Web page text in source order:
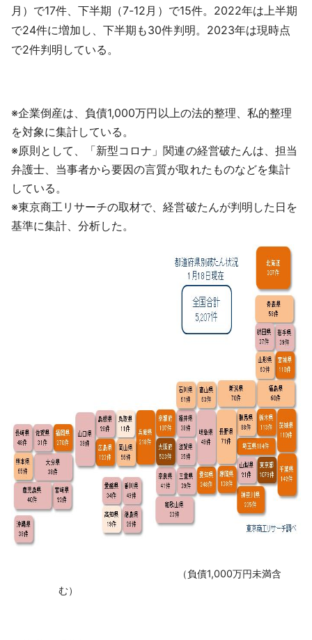
月）で17件、下半期（7-12月）で15件。2022年は上半期
で24件に増加し、下半期も30件判明。2023年は現時点
で2件判明している。
※企業倒産は、負債1,000万円以上の法的整理、私的整理
を対象に集計している。
※原則として、「新型コロナ」関連の経営破たんは、担当
弁護士、当事者から要因の言質が取れたものなどを集計
している。
※東京商工リサーチの取材で、経営破たんが判明した日を
基準に集計、分析した。
（負債1,000万円未満含
む）